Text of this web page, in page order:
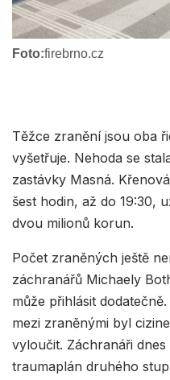
Foto:firebrno.cz
Těžce zranění jsou oba
vyšetřuje. Nehoda se
zastávky Masná.
šest hodin, až do 19:30,
dvou milionů korun.
Počet zraněných ještě
záchranářů Michaely
může přihlásit
mezi zraněnými byl
vyloučit. Záchranáři
traumaplán druhého